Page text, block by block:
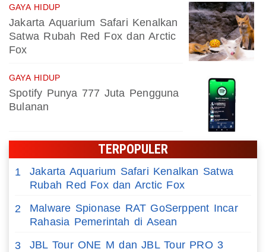
GAYA HIDUP
Jakarta Aquarium Safari Kenalkan
Satwa Rubah Red Fox dan Arctic
Fox
GAYA HIDUP
Spotify Punya 777 Juta Pengguna
Bulanan
TERPOPULER
1
Jakarta Aquarium Safari Kenalkan Satwa
Rubah Red Fox dan Arctic Fox
2
Malware Spionase RAT GoSerppent Incar
Rahasia Pemerintah di Asean
3
JBL Tour ONE M dan JBL Tour PRO 3